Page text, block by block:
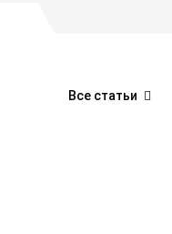
Все статьи